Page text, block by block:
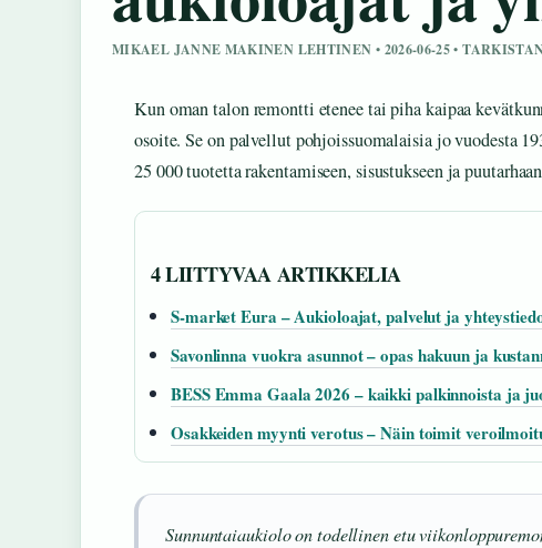
MIKAEL JANNE MAKINEN LEHTINEN • 2026-06-25 •
Kun oman talon remontti etenee tai piha kaipaa
osoite. Se on palvellut pohjoissuomalaisia jo vuodesta
25 000 tuotetta rakentamiseen, sisustukseen ja
4 LIITTYVAA ARTIKKELIA
S-market Eura – Aukioloajat, palvelut ja
Savonlinna vuokra asunnot – opas hakuun ja
BESS Emma Gaala 2026 – kaikki palkinnoista ja
Osakkeiden myynti verotus – Näin toimit
Sunnuntaiaukiolo on todellinen etu